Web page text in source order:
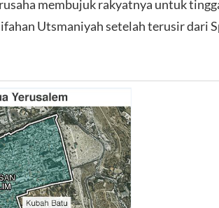
membujuk rakyatnya untuk
Utsmaniyah setelah terusir dari